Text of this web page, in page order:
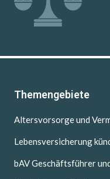
Themengebiete
Altersvorsorge und
Lebensversicherung
bAV Geschäftsführer